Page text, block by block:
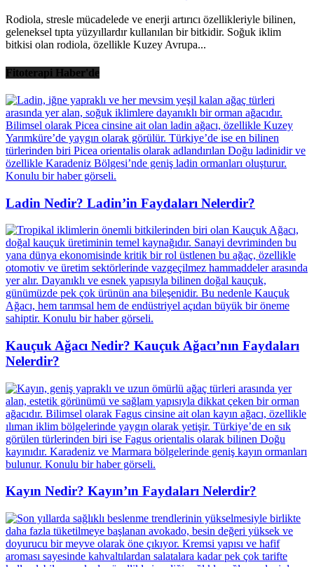
Rodiola, stresle mücadelede ve enerji artırıcı özellikleriyle bilinen,
geleneksel tıpta yüzyıllardır kullanılan bir bitkidir. Soğuk iklim
bitkisi olan rodiola, özellikle Kuzey Avrupa...
Fitoterapi Haber'de
Ladin Nedir? Ladin’in Faydaları Nelerdir?
Kauçuk Ağacı Nedir? Kauçuk Ağacı’nın Faydaları
Nelerdir?
Kayın Nedir? Kayın’ın Faydaları Nelerdir?